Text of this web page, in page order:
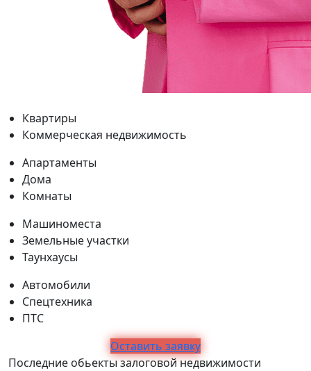
Квартиры
Коммерческая недвижимость
Апартаменты
Дома
Комнаты
Машиноместа
Земельные участки
Таунхаусы
Автомобили
Спецтехника
ПТС
Оставить заявку
Последние обьекты залоговой недвижимости